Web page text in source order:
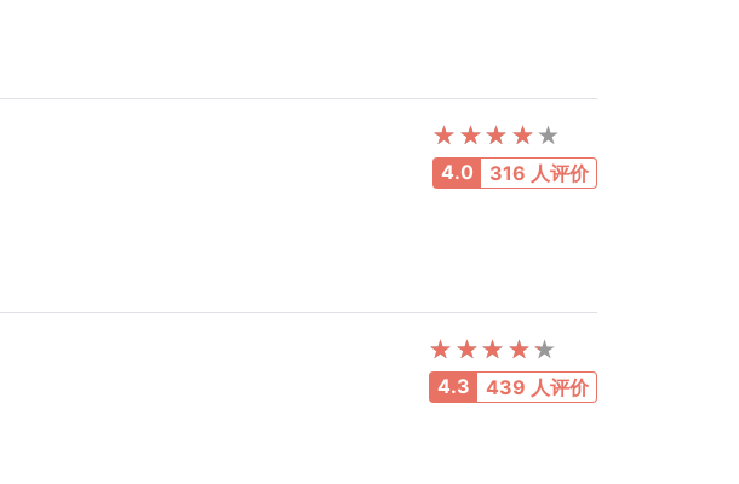
4.0 316 人评价
4.3 439 人评价